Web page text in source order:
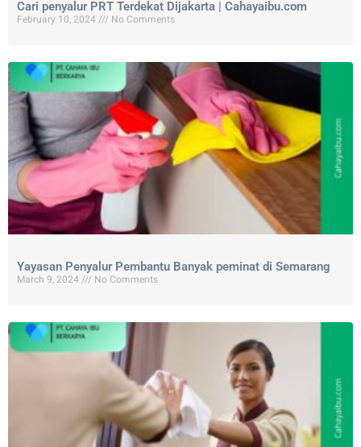
Cari penyalur PRT Terdekat Dijakarta | Cahayaibu.com
February 10, 2024
No Comments
Yayasan Penyalur Pembantu Banyak peminat di Semarang
March 9, 2024
No Comments